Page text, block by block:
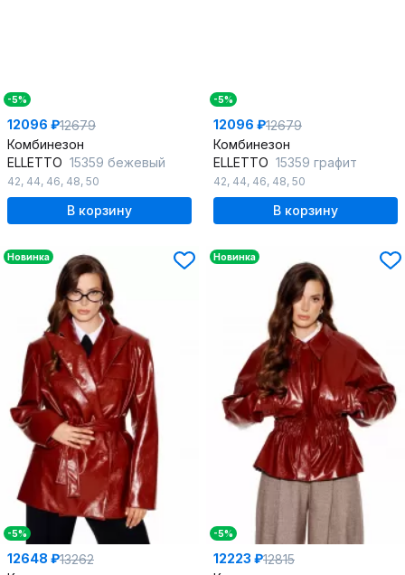
-5%
12096 ₽12679
Комбинезон
ELLETTO 15359 бежевый
42, 44, 46, 48, 50
В корзину
-5%
12096 ₽12679
Комбинезон
ELLETTO 15359 графит
42, 44, 46, 48, 50
В корзину
Новинка
-5%
12648 ₽13262
Новинка
-5%
12223 ₽12815